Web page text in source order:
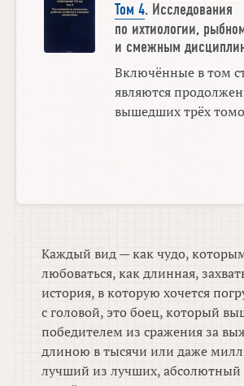
Том 4. Исследования
по ихтиологии,
и смежным
Включённые в том
являются
вышедших трёх
Каждый вид — как чудо,
любоваться, как длинная,
история, в которую хочется
с головой, это боец, который
победителем из сражения за
длиною в тысячи или даже
лучший из лучших, абсолютный